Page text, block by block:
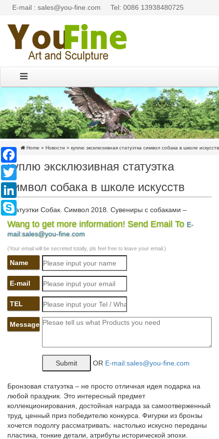
E-mail : sales@you-fine.com Tel: 0086 13938480725
Home » Новости » куплю эксклюзивная статуэтка символ собака в школе искусств
куплю эксклюзивная статуэтка
символ собака в школе искусств
Статуэтки Собак. Символ 2018. Сувениры с собаками –
купить…
Фирменные фарфоровые изделия Pavone. Эксклюзивные
статуэтки и подарки.В нашем интернет-магазине можно купить
самые разнообразные сувениры с собачками – статуэтки
собак, копилки в виде собак, чашечки, чайные наборы,
подставки под чашки с изображением…
Сувениры в виде статуэтки собаки в интернет-магазине…
Искусство.Эксклюзивные подарки » Статуэтки Собак – Символ
2018.Статуэтка Большой Йоркшир арт. 240N. Цена: 10 950 руб.
Купить. Статуэтка Бобтейл арт.
Статуэтки – символ 2018 года – Собака – покупайте в Москве
Приобрести товары из раздела Статуэтки – символ 2018 года
– Собака, по низкой | оптовой цене можно в нашем интернет –
магазине Фабрика Желаний. Широкий ассортимент.
Статуэтки – символ года 2018 СОБАКА купить в Москва
*Статуэтка фарфоровая СОБАКА серия Цветок. 1 300.
Wang to get more information! Send Email To E-
mail:sales@you-fine.com
(Your email will be secreted totally, pls feel free to leave your email.)
Name
E-mail
TEL
Message
OR E-mail:sales@you-fine.com
Бронзовая статуэтка – не просто отличная идея подарка на
любой праздник. Это интересный предмет
коллекционирования, достойная награда за самоотверженный
труд, ценный приз победителю конкурса. Фигурки из бронзы
хочется подолгу рассматривать: настолько искусно переданы
пластика, тонкие детали, атрибуты исторической эпохи.
Facebook
Twitter
LinkedIn